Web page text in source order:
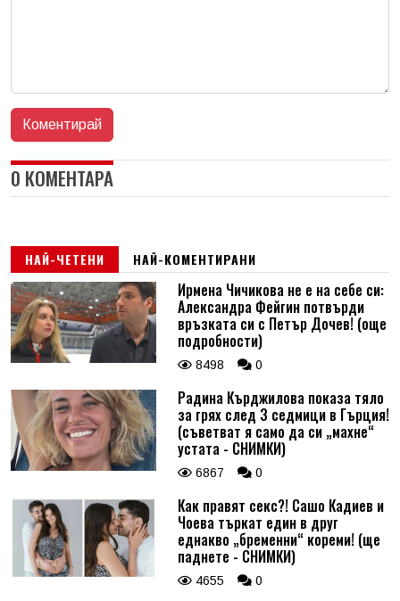
0 КОМЕНТАРА
НАЙ-ЧЕТЕНИ НАЙ-КОМЕНТИРАНИ
Ирмена Чичикова не е на себе си:
Александра Фейгин потвърди
връзката си с Петър Дочев! (още
подробности)
8498 0
Радина Кърджилова показа тяло
за грях след 3 седмици в Гърция!
(съветват я само да си „махне“
устата - СНИМКИ)
6867 0
Как правят секс?! Сашо Кадиев и
Чоева търкат един в друг
еднакво „бременни“ кореми! (ще
паднете - СНИМКИ)
4655 0